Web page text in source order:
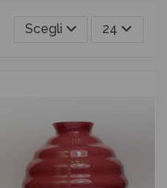
Scegli 24